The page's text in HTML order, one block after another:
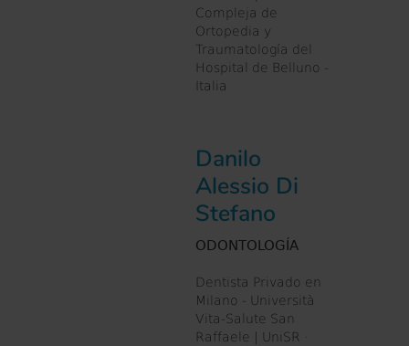
Compleja de
Ortopedia y
Traumatología del
Hospital de Belluno -
Italia
Danilo
Alessio Di
Stefano
ODONTOLOGÍA
Dentista Privado en
Milano - Università
Vita-Salute San
Raffaele | UniSR ·